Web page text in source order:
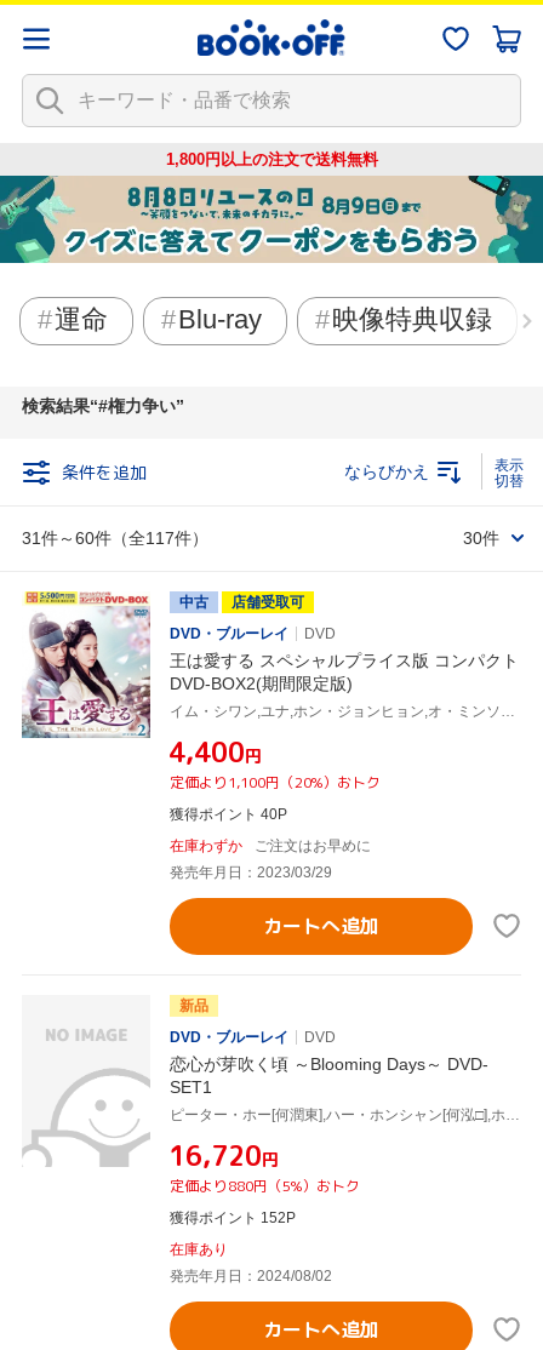
1,800円以上の注文で送料無料
運命 Blu-ray 映像特典収録
検索結果 #権力争い
条件を追加
31件～60件（全117件）
ならびかえ
30件
中古
店舗受取可
DVD・ブルーレイ
DVD
王は愛する スペシャルプライス版 コンパクト
DVD-BOX2(期間限定版)
¥4,400円
定価より1,100円（20%）おトク
獲得ポイント 40P
在庫わずか
ご注文はお早めに
発売年月日：2023/03/29
カートへ追加
新品
DVD・ブルーレイ
DVD
恋心が芽吹く頃 ～Blooming Days～ DVD-
SET1
¥16,720円
定価より880円（5%）おトク
獲得ポイント 152P
在庫あり
発売年月日：2024/08/02
カートへ追加